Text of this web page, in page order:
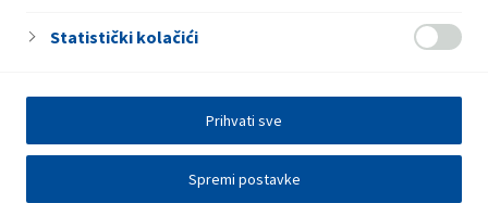
Statistički kolačići
Spremi postavke
Prihvati sve